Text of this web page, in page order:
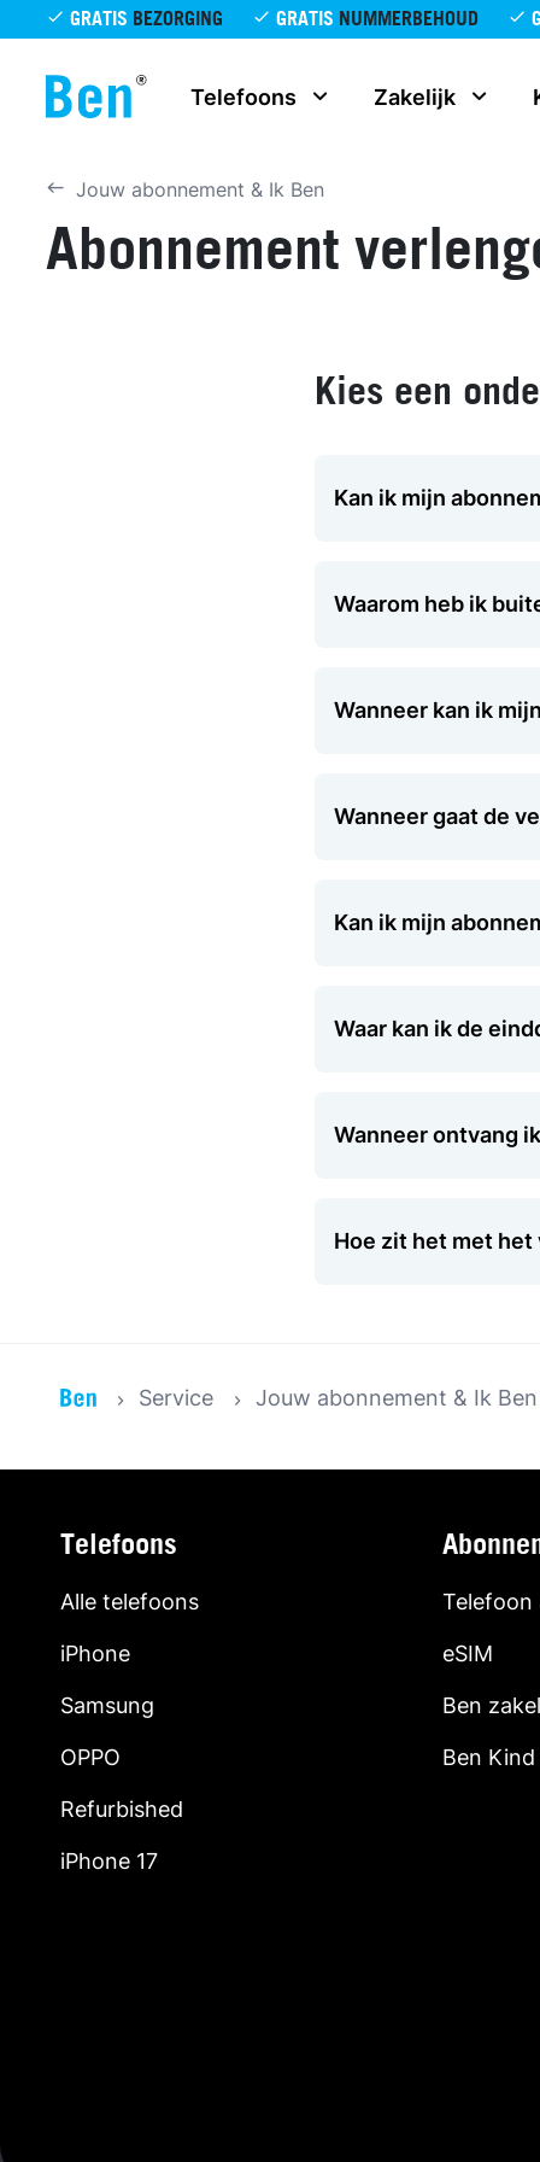
Overslaan en naar de inhoud gaan
GRATIS BEZORGING GRATIS NUMMERBEHOUD
Telefoons Zakelijk
Jouw abonnement & Ik Ben
Abonnement
Kies een
Kan ik mijn
Waarom heb ik
Wanneer kan ik
Wanneer gaat de
Kan ik mijn
Waar kan ik de
Wanneer ontvang
Hoe zit het met
Service Jouw abonnement & Ik Ben
Telefoons
Alle telefoons
iPhone
Samsung
OPPO
Refurbished
iPhone 17
Telefoon
eSIM
Ben
Ben Kind